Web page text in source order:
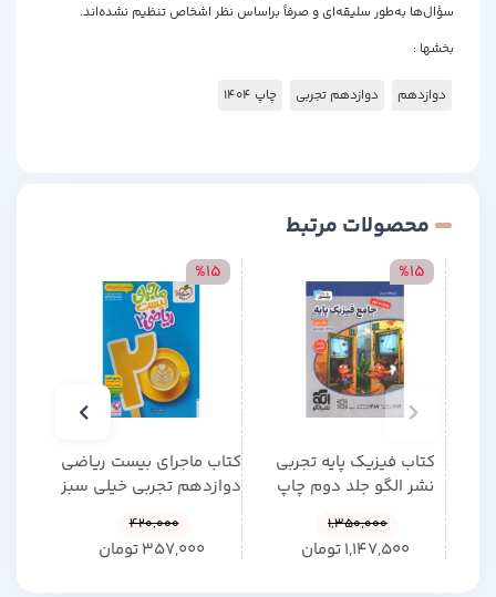
سؤال‌ها به‌طور سلیقه‌ای و صرفاً براساس نظر اشخاص تنظیم نشده‌‌اند.
بخشها :
دوازدهم دوازدهم تجربی چاپ 1404
محصولات مرتبط
کتاب فیزیک پایه تجربی
نشر الگو جلد دوم چاپ
%15
1,350,000
1,147,500تومان
کتاب ماجرای بیست ریاضی
دوازدهم تجربی خیلی سبز
%15
420,000
357,000تومان